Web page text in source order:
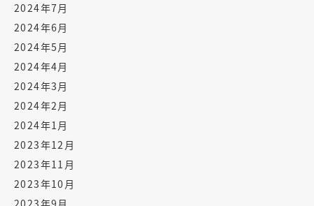
2024年7月
2024年6月
2024年5月
2024年4月
2024年3月
2024年2月
2024年1月
2023年12月
2023年11月
2023年10月
2023年9月